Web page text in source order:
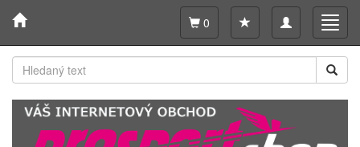
Toggle
navigation
0